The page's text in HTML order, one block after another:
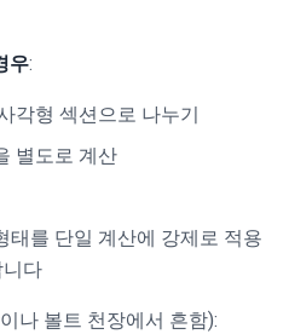
우:
각형 섹션으로 나누기
별도로 계산
태를 단일 계산에 강제로 적용
다
나 볼트 천장에서 흔함):